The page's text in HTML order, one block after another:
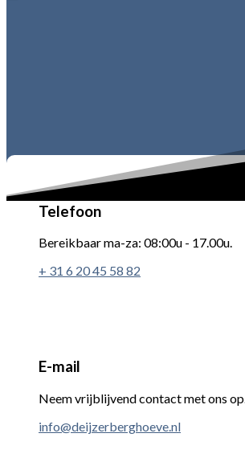
Telefoon
Bereikbaar ma-za: 08:00u - 17.00u.
+ 31 6 20 45 58 82
E-mail
Neem vrijblijvend contact met ons op.
info@deijzerberghoeve.nl